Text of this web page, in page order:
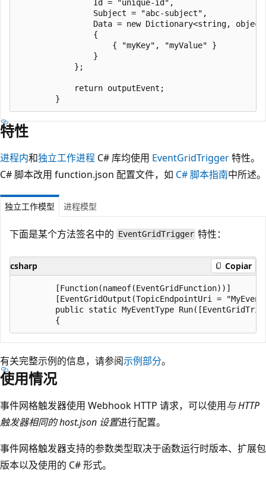
                Id = "unique-id",
                Subject = "abc-subject",
Data = new Dictionary<string,
                {
                    { "myKey", "myValue" }
                }
            };
            return outputEvent;
特性
进程内和独立工作进程 C# 库均使用 EventGridTrigger特性。
C# 脚本改用 function.json 配置文件，如 C# 脚本指南中所述。
独立工作模型 进程模型
下面是某个方法签名中的 EventGridTrigger 特性：
csharp Copiar
        [Function(nameof(EventGridFunction))]
[EventGridOutput(TopicEndpointUri =
public static MyEventType
有关完整示例的信息，请参阅示例部分。
使用情况
事件网格触发器使用 Webhook HTTP 请求，可以使用与 HTTP
触发器相同的 host.json 设置进行配置。
事件网格触发器支持的参数类型取决于函数运行时版本、扩展包
版本以及使用的 C# 形式。